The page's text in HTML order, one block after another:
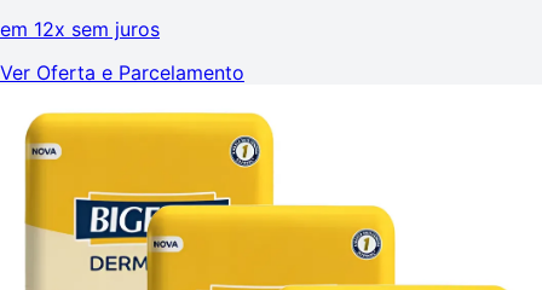
em 12x sem juros
Ver Oferta e Parcelamento